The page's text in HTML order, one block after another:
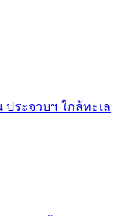
ระจวบฯ ใกล้ทะเล